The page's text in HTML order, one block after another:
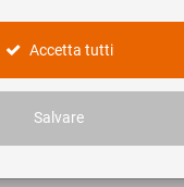
Accetta tutti
Salvare